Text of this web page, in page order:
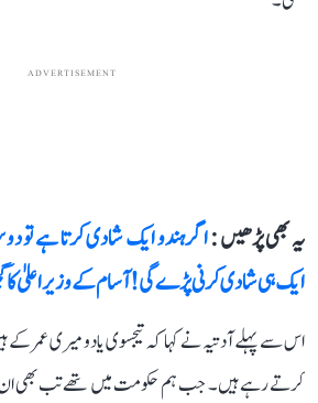
ADVERTISEMENT
یہ بھی پڑھیں :اگر ہندو ایک شادی کرتا ہے
ایک ہی شادی کرنی پڑے گی! آسام کے وزیر اعلیٰ کا
اس سے پہلے آدتیہ نے کہا کہ تیجسوی یادو میری عمر
کرتے رہے ہیں۔ جب ہم حکومت میں تھے تب بھی